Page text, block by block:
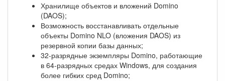
Хранилище объектов и вложений Domino
(DAOS);
Возможность восстанавливать отдельные
объекты Domino NLO (вложения DAOS) из
резервной копии базы данных;
32-разрядные экземпляры Domino, работающие
в 64-разрядных средах Windows, для создания
более гибких сред Domino;